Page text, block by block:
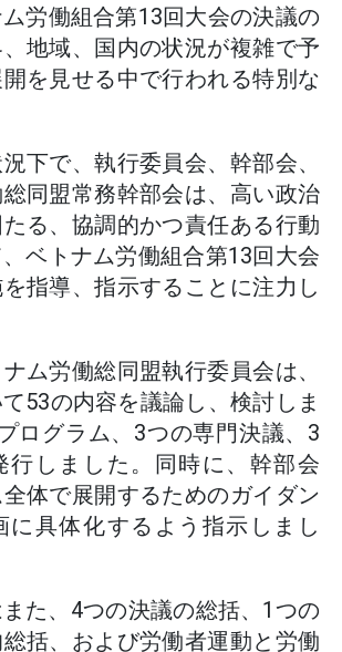
労働組合第13回大会の決議の
地域、国内の状況が複雑で予
を見せる中で行われる特別な
下で、執行委員会、幹部会、
同盟常務幹部会は、高い政治
る、協調的かつ責任ある行動
ベトナム労働組合第13回大会
指導、指示することに注力し
ム労働総同盟執行委員会は、
53の内容を議論し、検討しま
ログラム、3つの専門決議、3
行しました。同時に、幹部会
体で展開するためのガイダン
に具体化するよう指示しまし
た、4つの決議の総括、1つの
括、および労働者運動と労働